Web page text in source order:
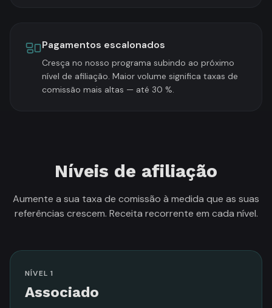
Pagamentos escalonados
Cresça no nosso programa subindo ao próximo
nível de afiliação. Maior volume significa taxas de
comissão mais altas — até 30 %.
Níveis de afiliação
Aumente a sua taxa de comissão à medida que as suas
referências crescem. Receita recorrente em cada nível.
NÍVEL 1
Associado